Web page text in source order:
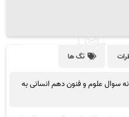
تگ ها
سوال علوم و فنون دهم انسانی به